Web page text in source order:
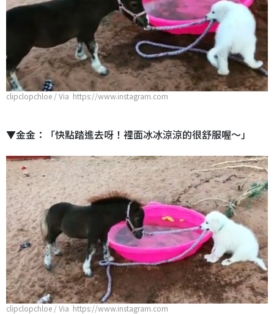
clipclopchloe / Via https://www.instagram.com
▼金金：「快點踏進去呀！裡面冰冰涼涼的很舒服喔～」
clipclopchloe / Via https://www.instagram.com